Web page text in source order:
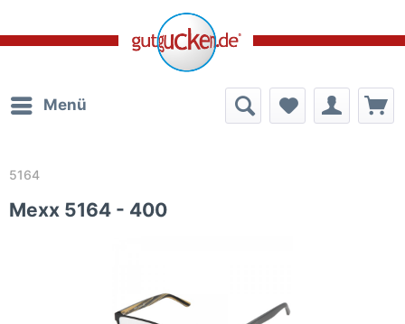
Menü
5164
Mexx 5164 - 400